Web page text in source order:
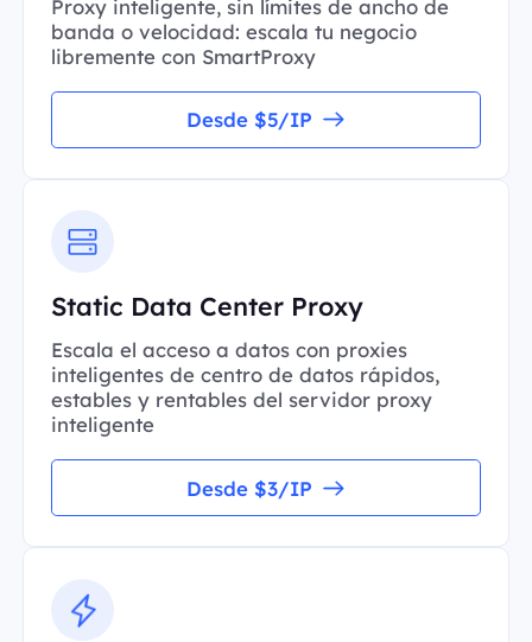
Proxy inteligente, sin límites de ancho de
banda o velocidad: escala tu negocio
libremente con SmartProxy
Desde $5/IP
Static Data Center Proxy
Escala el acceso a datos con proxies
inteligentes de centro de datos rápidos,
estables y rentables del servidor proxy
inteligente
Desde $3/IP